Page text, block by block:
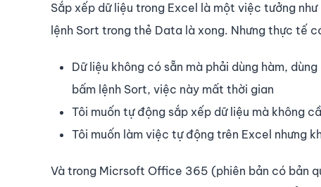
Sắp xếp dữ liệu trong Excel là một việc tưởng
lệnh Sort trong thẻ Data là xong. Nhưng thực tế
Dữ liệu không có sẵn mà phải dùng hàm,
bấm lệnh Sort, việc này mất thời gian
Tôi muốn tự động sắp xếp dữ liệu mà không
Tôi muốn làm việc tự động trên Excel nhưng
Và trong Micrsoft Office 365 (phiên bản có bản